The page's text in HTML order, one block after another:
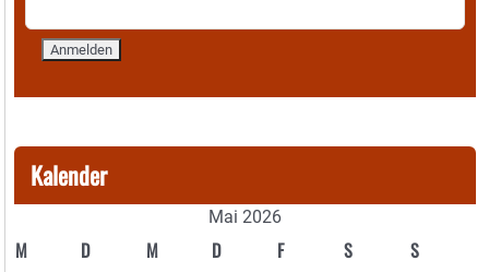
Kalender
Mai 2026
M D M D F S S